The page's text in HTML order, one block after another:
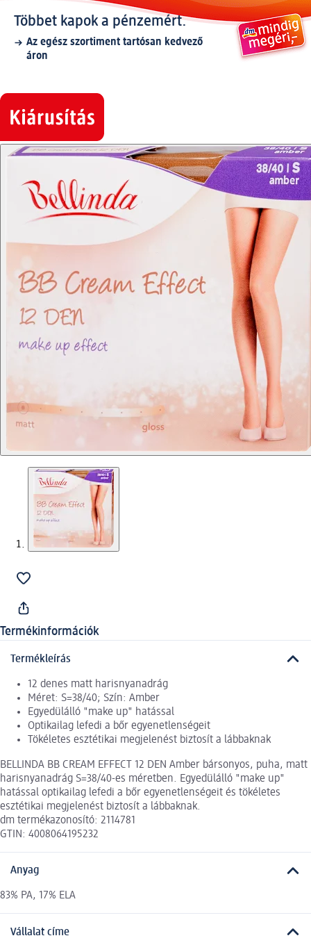
Többet kapok a pénzemért.
Az egész szortiment tartósan kedvező
áron
Termékinformációk
Termékleírás
12 denes matt harisnyanadrág
Méret: S=38/40; Szín: Amber
Egyedülálló "make up" hatással
Optikailag lefedi a bőr egyenetlenségeit
Tökéletes esztétikai megjelenést biztosít a lábbaknak
BELLINDA BB CREAM EFFECT 12 DEN Amber bársonyos, puha, matt
harisnyanadrág S=38/40-es méretben. Egyedülálló "make up"
hatással optikailag lefedi a bőr egyenetlenségeit és tökéletes
esztétikai megjelenést biztosít a lábbaknak.
dm termékazonosító: 2114781
GTIN: 4008064195232
Anyag
83% PA, 17% ELA
Vállalat címe